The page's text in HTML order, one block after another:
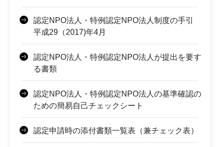
認定NPO法人・特例認定NPO法人制度の手引
平成29（2017)年4月
認定NPO法人・特例認定NPO法人が提出を要す
る書類
認定NPO法人・特例認定NPO法人の基準確認の
ための簡易自己チェックシート
認定申請時の添付書類一覧表（兼チェック表）